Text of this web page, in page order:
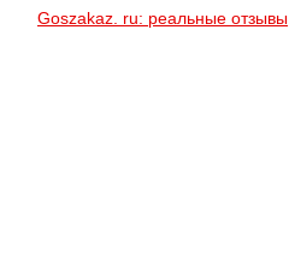
Goszakaz. ru: реальные отзывы